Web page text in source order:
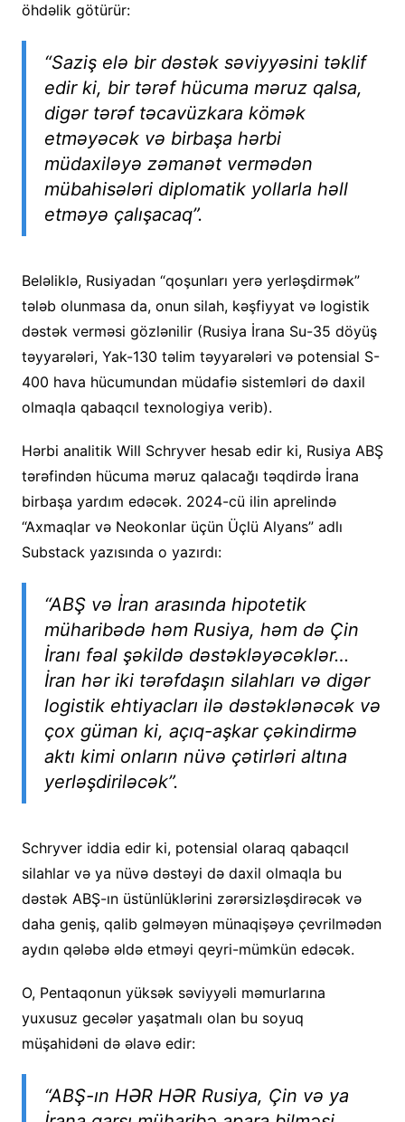
öhdəlik götürür:
“Saziş elə bir dəstək səviyyəsini təklif
edir ki, bir tərəf hücuma məruz qalsa,
digər tərəf təcavüzkara kömək
etməyəcək və birbaşa hərbi
müdaxiləyə zəmanət vermədən
mübahisələri diplomatik yollarla həll
etməyə çalışacaq”.
Beləliklə, Rusiyadan “qoşunları yerə yerləşdirmək”
tələb olunmasa da, onun silah, kəşfiyyat və logistik
dəstək verməsi gözlənilir (Rusiya İrana Su-35 döyüş
təyyarələri, Yak-130 təlim təyyarələri və potensial S-
400 hava hücumundan müdafiə sistemləri də daxil
olmaqla qabaqcıl texnologiya verib).
Hərbi analitik Will Schryver hesab edir ki, Rusiya ABŞ
tərəfindən hücuma məruz qalacağı təqdirdə İrana
birbaşa yardım edəcək. 2024-cü ilin aprelində
“Axmaqlar və Neokonlar üçün Üçlü Alyans” adlı
Substack yazısında o yazırdı:
“ABŞ və İran arasında hipotetik
müharibədə həm Rusiya, həm də Çin
İranı fəal şəkildə dəstəkləyəcəklər…
İran hər iki tərəfdaşın silahları və digər
logistik ehtiyacları ilə dəstəklənəcək və
çox güman ki, açıq-aşkar çəkindirmə
aktı kimi onların nüvə çətirləri altına
yerləşdiriləcək”.
Schryver iddia edir ki, potensial olaraq qabaqcıl
silahlar və ya nüvə dəstəyi də daxil olmaqla bu
dəstək ABŞ-ın üstünlüklərini zərərsizləşdirəcək və
daha geniş, qalib gəlməyən münaqişəyə çevrilmədən
aydın qələbə əldə etməyi qeyri-mümkün edəcək.
O, Pentaqonun yüksək səviyyəli məmurlarına
yuxusuz gecələr yaşatmalı olan bu soyuq
müşahidəni də əlavə edir:
“ABŞ-ın HƏR HƏR Rusiya, Çin və ya